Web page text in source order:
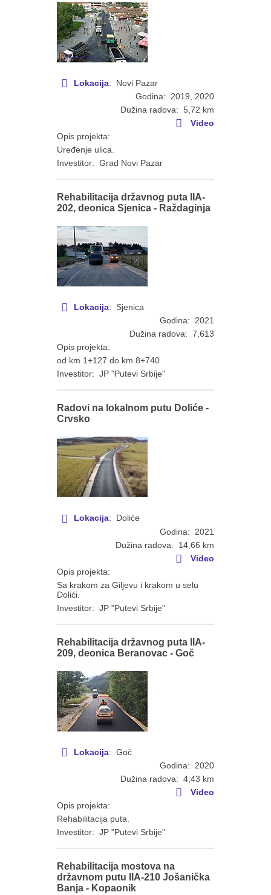
Lokacija: Novi Pazar
Godina: 2019, 2020
Dužina radova: 5,72 km
Video
Opis projekta:
Uređenje ulica.
Investitor: Grad Novi Pazar
Rehabilitacija državnog puta IIA-
202, deonica Sjenica - Raždaginja
Lokacija: Sjenica
Godina: 2021
Dužina radova: 7,613
Opis projekta:
od km 1+127 do km 8+740
Investitor: JP "Putevi Srbije"
Radovi na lokalnom putu Doliće -
Crvsko
Lokacija: Doliće
Godina: 2021
Dužina radova: 14,66 km
Video
Opis projekta:
Sa krakom za Giljevu i krakom u selu
Dolići.
Investitor: JP "Putevi Srbije"
Rehabilitacija državnog puta IIA-
209, deonica Beranovac - Goč
Lokacija: Goč
Godina: 2020
Dužina radova: 4,43 km
Video
Opis projekta:
Rehabilitacija puta.
Investitor: JP "Putevi Srbije"
Rehabilitacija mostova na
državnom putu IIA-210 Jošanička
Banja - Kopaonik